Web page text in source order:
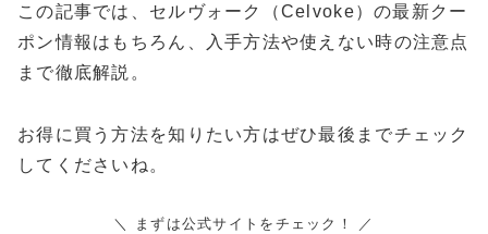
この記事では、セルヴォーク（Celvoke）の最新クー
ポン情報はもちろん、入手方法や使えない時の注意点
まで徹底解説。
お得に買う方法を知りたい方はぜひ最後までチェック
してくださいね。
＼ まずは公式サイトをチェック！ ／